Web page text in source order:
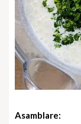
Asamblare: